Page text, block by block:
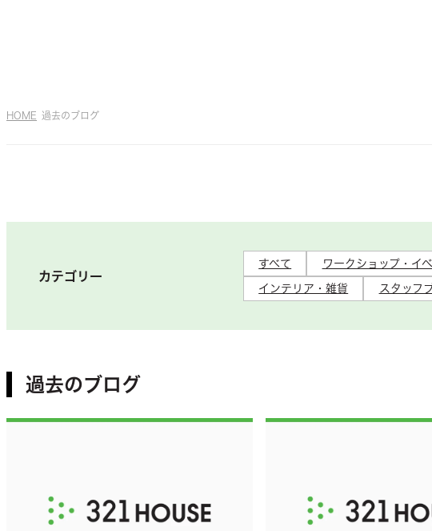
HOME 過去のブログ
カテゴリー
すべて ワークショップ・イ
インテリア・雑貨 スタッフ
過去のブログ